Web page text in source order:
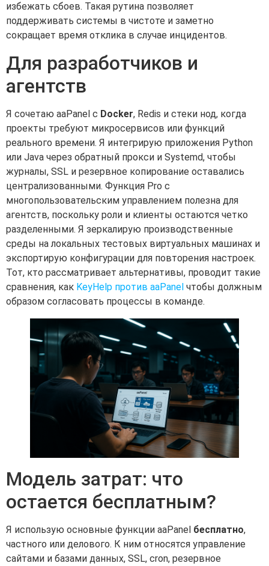
избежать сбоев. Такая рутина позволяет
поддерживать системы в чистоте и заметно
сокращает время отклика в случае инцидентов.
Для разработчиков и
агентств
Я сочетаю aaPanel с Docker, Redis и стеки нод, когда
проекты требуют микросервисов или функций
реального времени. Я интегрирую приложения Python
или Java через обратный прокси и Systemd, чтобы
журналы, SSL и резервное копирование оставались
централизованными. Функция Pro с
многопользовательским управлением полезна для
агентств, поскольку роли и клиенты остаются четко
разделенными. Я зеркалирую производственные
среды на локальных тестовых виртуальных машинах и
экспортирую конфигурации для повторения настроек.
Тот, кто рассматривает альтернативы, проводит такие
сравнения, как KeyHelp против aaPanel чтобы должным
образом согласовать процессы в команде.
Модель затрат: что
остается бесплатным?
Я использую основные функции aaPanel бесплатно,
частного или делового. К ним относятся управление
сайтами и базами данных, SSL, cron, резервное